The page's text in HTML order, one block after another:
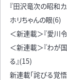
『田沢竜次の昭和
ホリちゃんの眼(6)
＜新連載＞『愛川
＜新連載＞『わが
る』(15)
新連載「詫びる覚